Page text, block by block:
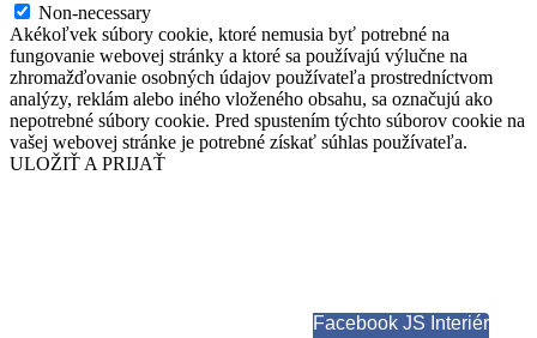
Non-necessary
Akékoľvek súbory cookie, ktoré nemusia byť potrebné na
fungovanie webovej stránky a ktoré sa používajú výlučne na
zhromažďovanie osobných údajov používateľa prostredníctvom
analýzy, reklám alebo iného vloženého obsahu, sa označujú ako
nepotrebné súbory cookie. Pred spustením týchto súborov cookie na
vašej webovej stránke je potrebné získať súhlas používateľa.
ULOŽIŤ A PRIJAŤ
Facebook JS Interiér